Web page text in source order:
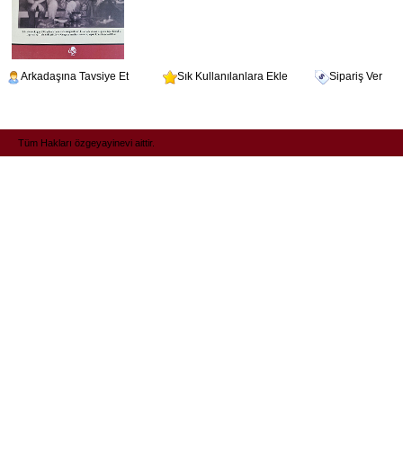
Arkadaşına Tavsiye Et Sık Kullanılanlara Ekle Sipariş Ver
Tüm Hakları özgeyayinevi aittir.